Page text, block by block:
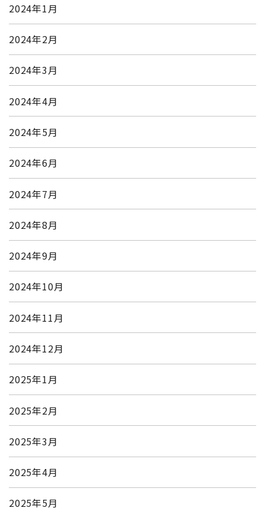
2024年1月
2024年2月
2024年3月
2024年4月
2024年5月
2024年6月
2024年7月
2024年8月
2024年9月
2024年10月
2024年11月
2024年12月
2025年1月
2025年2月
2025年3月
2025年4月
2025年5月